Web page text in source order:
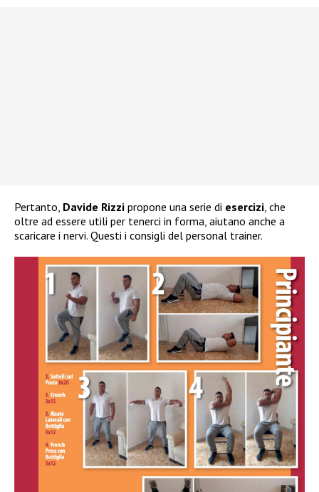
Pertanto, Davide Rizzi propone una serie di esercizi, che
oltre ad essere utili per tenerci in forma, aiutano anche a
scaricare i nervi. Questi i consigli del personal trainer.